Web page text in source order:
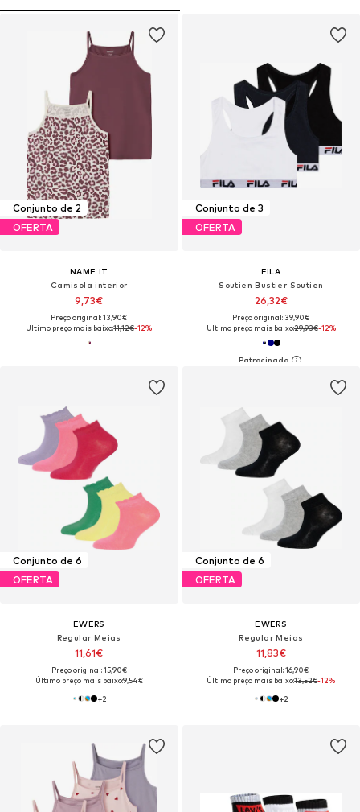
Conjunto de 2
OFERTA
NAME IT
Camisola interior
9,73€
Preço original: 13,90€
Último preço mais baixo:11,12€-12%
Conjunto de 3
OFERTA
FILA
Soutien Bustier Soutien
26,32€
Preço original: 39,90€
Último preço mais baixo:29,93€-12%
Conjunto de 6
OFERTA
EWERS
Regular Meias
11,61€
Preço original: 15,90€
Último preço mais baixo:9,54€
+2
Conjunto de 6
OFERTA
EWERS
Regular Meias
11,83€
Preço original: 16,90€
Último preço mais baixo:13,52€-12%
+2